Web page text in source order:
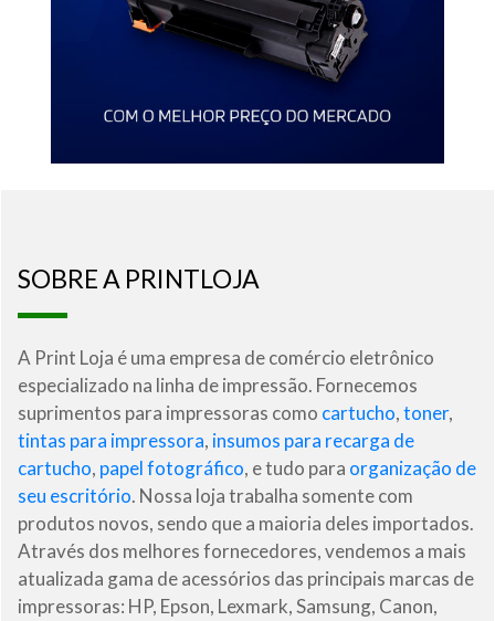
SOBRE A PRINTLOJA
A Print Loja é uma empresa de comércio eletrônico
especializado na linha de impressão. Fornecemos
suprimentos para impressoras como cartucho,toner,
tintas para impressora, insumos para recarga de
cartucho, papel fotográfico, e tudo para organização de
seu escritório. Nossa loja trabalha somente com
produtos novos, sendo que a maioria deles importados.
Através dos melhores fornecedores, vendemos a mais
atualizada gama de acessórios das principais marcas de
impressoras: HP, Epson, Lexmark, Samsung, Canon,